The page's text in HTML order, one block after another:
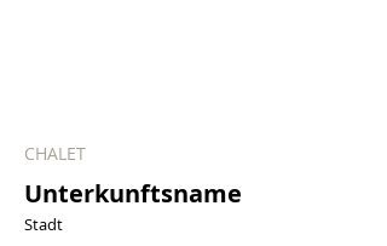
CHALET
Unterkunftsname
Stadt